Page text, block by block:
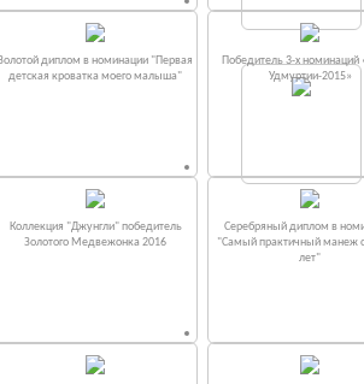
диплом в номинации "Первая
детская кроватка моего малыша"
Победитель 3-х номинаций
Удмуртии-2015»
Коллекция "Джунгли" победитель
Золотого Медвежонка 2016
Серебряный диплом в
"Самый практичный манеж
лет"